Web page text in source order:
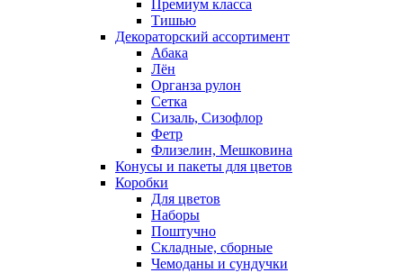
Премиум класса
Тишью
Декораторский ассортимент
Абака
Лён
Органза рулон
Сетка
Сизаль, Сизофлор
Фетр
Флизелин, Мешковина
Конусы и пакеты для цветов
Коробки
Для цветов
Наборы
Поштучно
Складные, сборные
Чемоданы и сундучки